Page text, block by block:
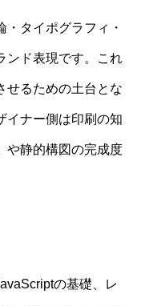
タイポグラフィ・
ンド表現です。これ
せるための土台とな
イナー側は印刷の知
や静的構図の完成度
の基礎、レ